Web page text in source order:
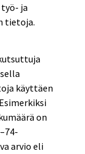
ja
tietoja.
käyttäen
on
arvio eli